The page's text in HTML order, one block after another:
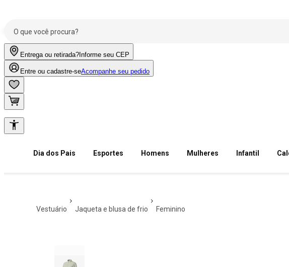
Entrega ou retirada? Informe seu CEP
Entre ou cadastre-seAcompanhe seu pedido
Dia dos Pais Esportes Homens Mulheres Infantil
vestuário jaqueta e blusa de frio feminino